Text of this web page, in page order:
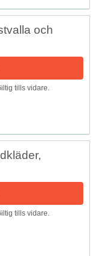
och
tills vidare.
tills vidare.